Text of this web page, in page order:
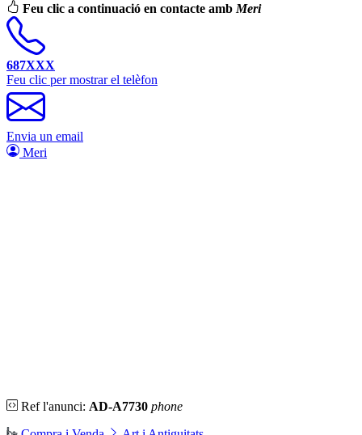
Feu clic a continuació en contacte amb Meri
687XXX
Feu clic per mostrar el telèfon
Envia un email
Meri
Ref l'anunci: AD-A7730 phone